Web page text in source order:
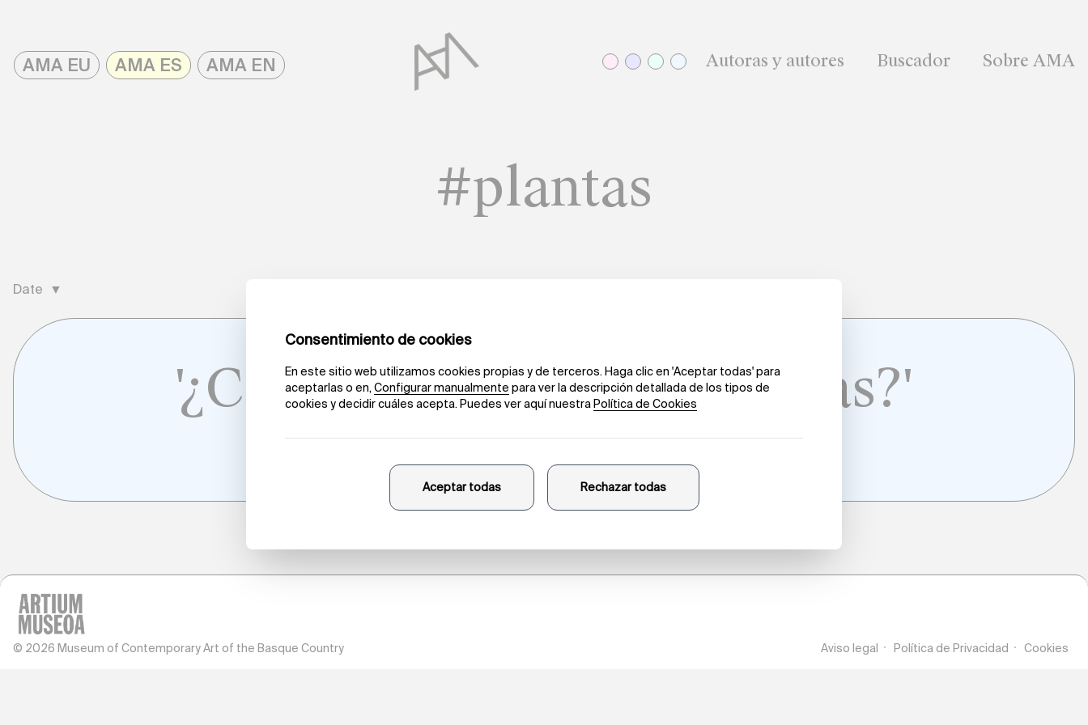
to
content
AMA EU AMA ES AMA EN Autoras y autores Buscador Sobre AMA
#plantas
Date
CONTAR ES ESCUCHAR
'¿Con qué sueñan las plantas?'
Michael Marder & Anais Tondeur
9 DE JUNIO DE 2025
© 2026 Museum of Contemporary Art of the Basque Country Aviso legal Política de Privacidad Cookies